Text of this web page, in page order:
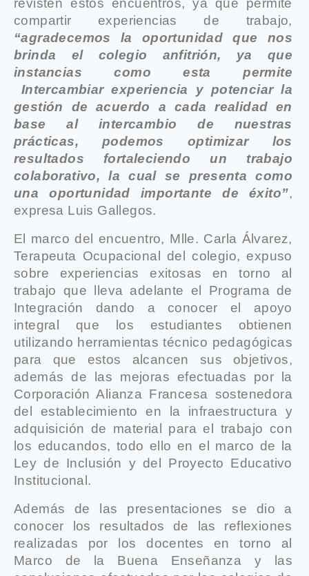
revisten estos encuentros, ya que permite
compartir experiencias de trabajo,
“agradecemos la oportunidad que nos
brinda el colegio anfitrión, ya que
instancias como esta permite
Intercambiar experiencia y potenciar la
gestión de acuerdo a cada realidad en
base al intercambio de nuestras
prácticas, podemos optimizar los
resultados fortaleciendo un trabajo
colaborativo, la cual se presenta como
una oportunidad importante de éxito”,
expresa Luis Gallegos.
El marco del encuentro, Mlle. Carla Álvarez,
Terapeuta Ocupacional del colegio, expuso
sobre experiencias exitosas en torno al
trabajo que lleva adelante el Programa de
Integración dando a conocer el apoyo
integral que los estudiantes obtienen
utilizando herramientas técnico pedagógicas
para que estos alcancen sus objetivos,
además de las mejoras efectuadas por la
Corporación Alianza Francesa sostenedora
del establecimiento en la infraestructura y
adquisición de material para el trabajo con
los educandos, todo ello en el marco de la
Ley de Inclusión y del Proyecto Educativo
Institucional.
Además de las presentaciones se dio a
conocer los resultados de las reflexiones
realizadas por los docentes en torno al
Marco de la Buena Enseñanza y las